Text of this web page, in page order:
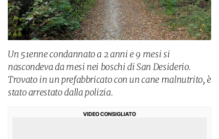
Un 51enne condannato a 2 anni e 9 mesi si
nascondeva da mesi nei boschi di San Desiderio.
Trovato in un prefabbricato con un cane malnutrito, è
stato arrestato dalla polizia.
VIDEO CONSIGLIATO